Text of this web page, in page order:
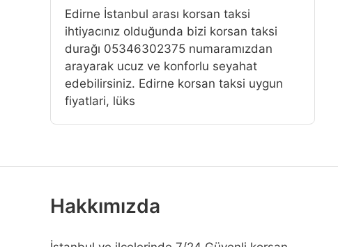
Edirne İstanbul arası korsan taksi
ihtiyacınız olduğunda bizi korsan taksi
durağı 05346302375 numaramızdan
arayarak ucuz ve konforlu seyahat
edebilirsiniz. Edirne korsan taksi uygun
fiyatlari, lüks
Hakkımızda